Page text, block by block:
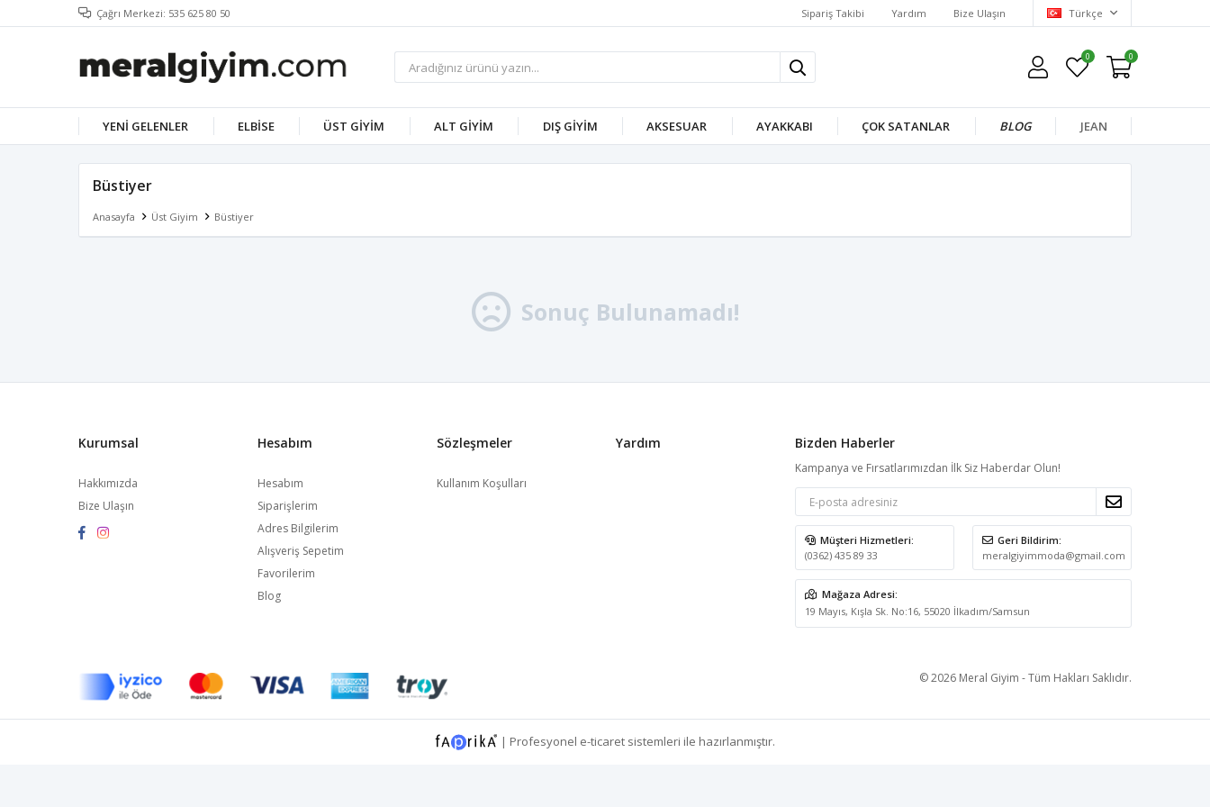
Çağrı Merkezi: 535 625 80 50 Sipariş Takibi Yardım Bize Ulaşın Türkçe
0 0
YENI GELENLER ELBISE ÜST GIYIM ALT GIYIM DIŞ GIYIM AKSESUAR AYAKKABI ÇOK SATANLAR BLOG JEAN
Büstiyer
Anasayfa Üst Giyim Büstiyer
Sonuç Bulunamadı!
Kurumsal
Hakkımızda
Bize Ulaşın
Hesabım
Hesabım
Siparişlerim
Adres Bilgilerim
Alışveriş Sepetim
Favorilerim
Blog
Sözleşmeler
Kullanım Koşulları
Yardım Bizden Haberler
Kampanya ve Fırsatlarımızdan İlk Siz Haberdar Olun!
Müşteri Hizmetleri:
(0362) 435 89 33
Geri Bildirim:
meralgiyimmoda@gmail.com
Mağaza Adresi:
19 Mayıs, Kışla Sk. No:16, 55020 İlkadım/Samsun
© 2026 Meral Giyim - Tüm Hakları Saklıdır.
| Profesyonel e-ticaret sistemleri ile hazırlanmıştır.